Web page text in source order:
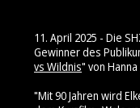
11. April 2025 - Die
Gewinner des
vs Wildnis" von Hanna
"Mit 90 Jahren wird